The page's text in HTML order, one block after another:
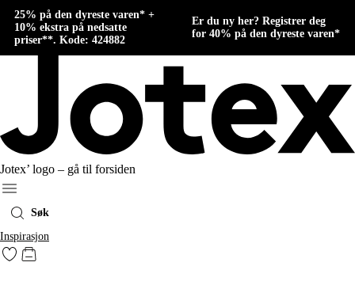
25% på den dyreste varen* +
10% ekstra på nedsatte
priser**. Kode: 424882
Er du ny her? Registrer deg
for 40% på den dyreste varen*
Jotex’ logo – gå til forsiden
Meny
Søk
Inspirasjon
Gå til favorittmerkede produkter
Gå til handlekurven